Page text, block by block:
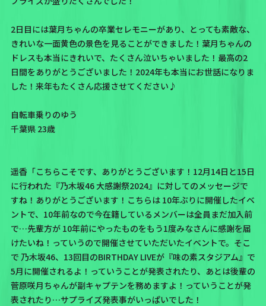
2日目には葉月ちゃんの卒業セレモニーがあり、とっても素敵な、
きれいな一面黄色の景色を見ることができました！葉月ちゃんの
ドレスも本当にきれいで、たくさん泣いちゃいました！最高の2
日間をありがとうございました！2024年も本当にお世話になりま
した！来年もたくさん応援させてください♪
自転車乗りのゆう
千葉県 23歳
遥香「こちらこそです、ありがとうございます！12月14日と15日
に行われた 『乃木坂46 大感謝祭2024』 に対してのメッセージで
すね！ありがとうございます！こちらは 10年ぶりに開催したイベ
ントで、10年前なので今在籍しているメンバーは全員まだ加入前
で…先輩方が 10年前にやったものをもう1度みなさんに感謝を届
けたいね！っていうので開催させていただいたイベントで。そこ
で 乃木坂46、13回目のBIRTHDAY LIVEが『味の素スタジアム』で
5月に開催されるよ！ っていうことが発表されたり、あとは後輩の
菅原咲月ちゃんが副キャプテンを務めますよ！ っていうことが発
表されたり…サプライズ発表事がいっぱいでした！